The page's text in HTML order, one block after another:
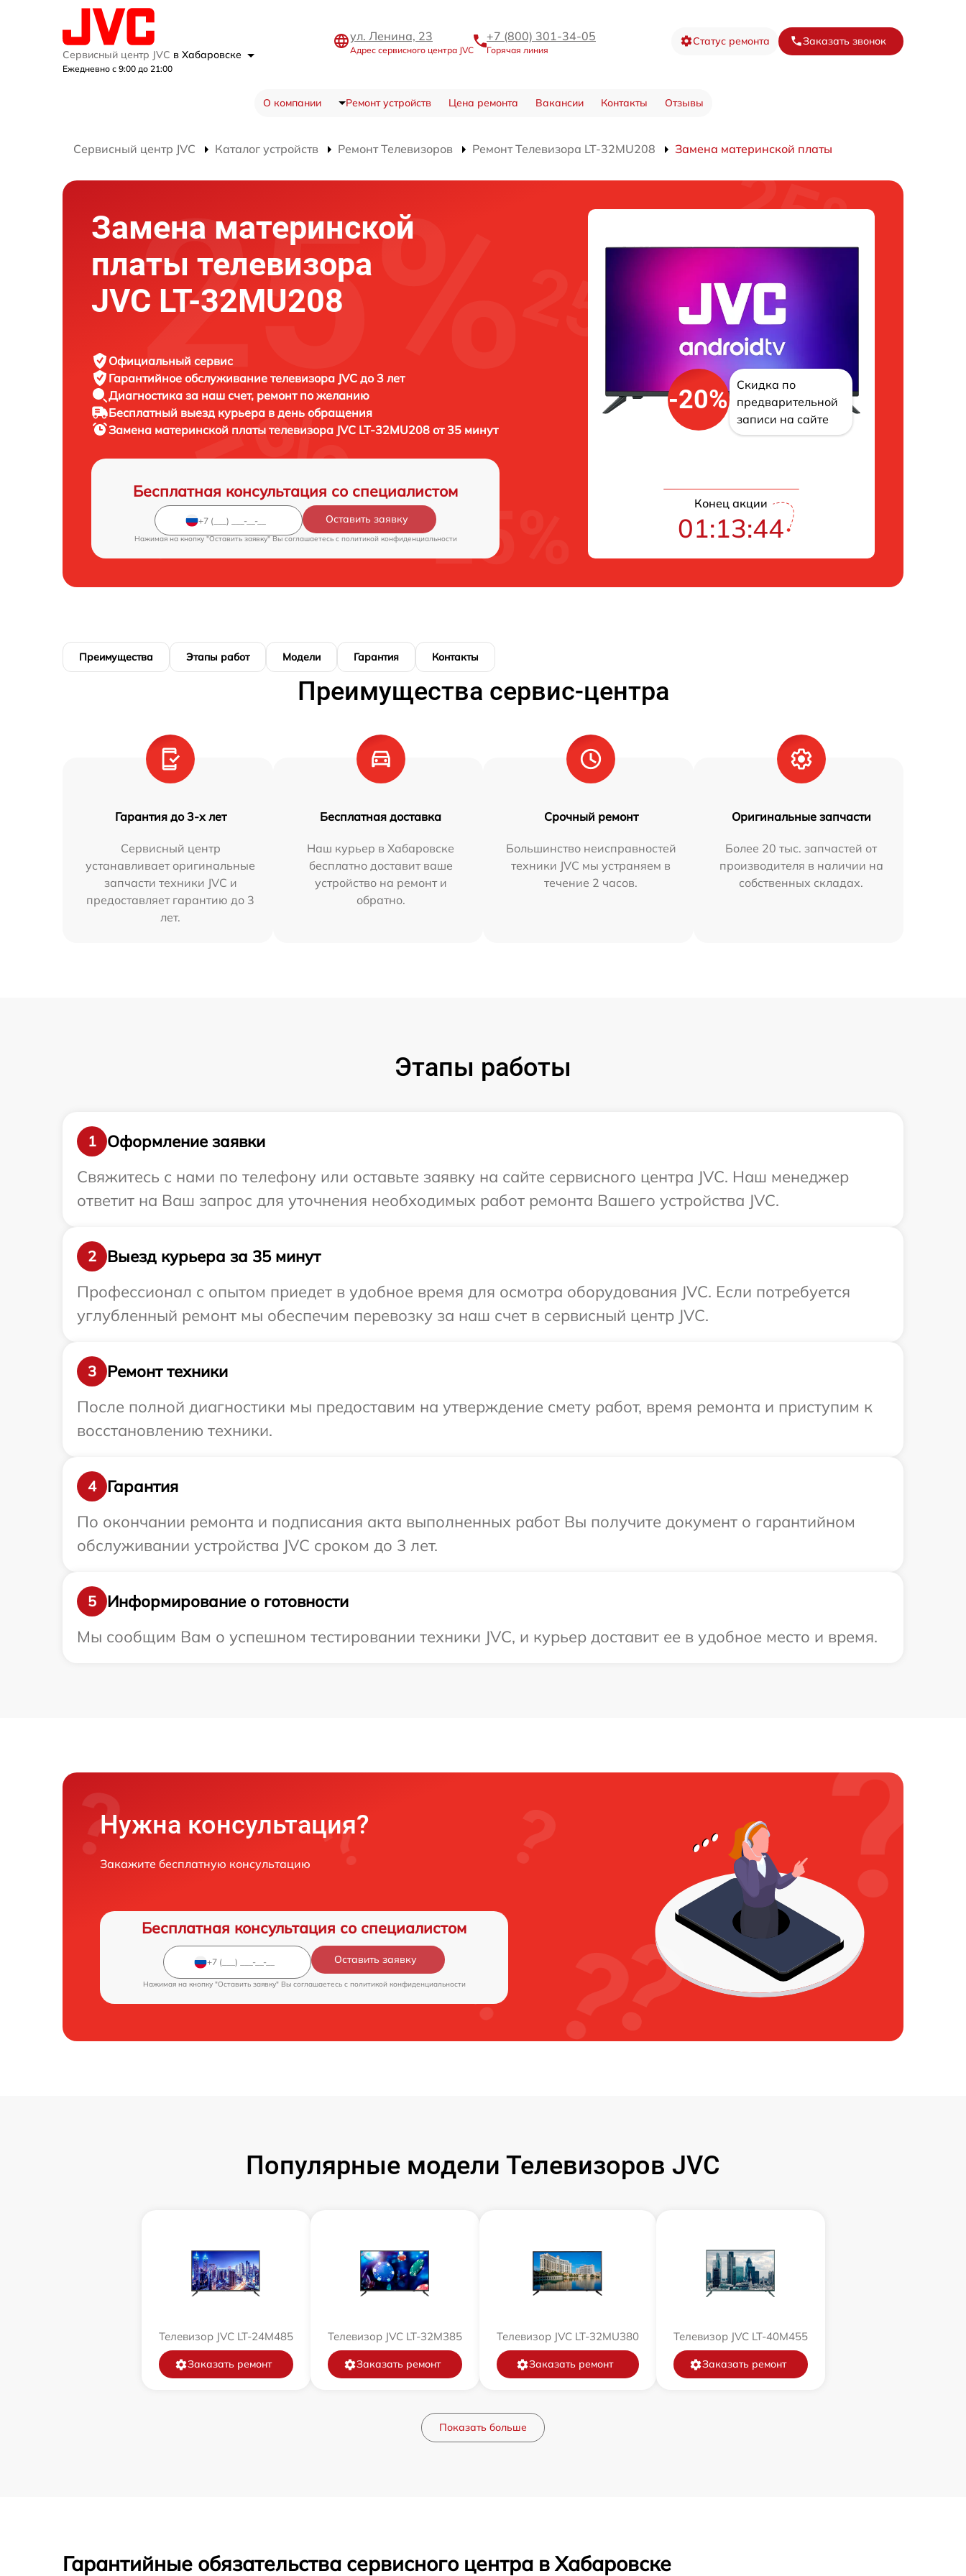
Сервисный центр JVC в Хабаровске
Ежедневно с 9:00 до 21:00
ул. Ленина, 23
Адрес сервисного центра JVC
+7 (800) 301-34-05
Горячая линия
Статус ремонта Заказать звонок
О компании Ремонт устройств Цена ремонта Вакансии Контакты Отзывы
Сервисный центр JVC Каталог устройств Ремонт Телевизоров Ремонт Телевизора LT-32MU208 Замена материнской платы
Замена материнской
платы телевизора
JVC LT-32MU208
Официальный сервис
Гарантийное обслуживание телевизора JVC до 3 лет
Диагностика за наш счет, ремонт по желанию
Бесплатный выезд курьера в день обращения
Замена материнской платы телевизора JVC LT-32MU208 от 35 минут
Бесплатная консультация со специалистом
Оставить заявку
Нажимая на кнопку "Оставить заявку" Вы соглашаетесь c политикой конфиденциальности
-20%
Скидка по
предварительной
записи на сайте
Конец акции
01:13:43
Преимущества Этапы работ Модели Гарантия Контакты
Преимущества сервис-центра
Гарантия до 3-х лет
Сервисный центр
устанавливает оригинальные
запчасти техники JVC и
предоставляет гарантию до 3
лет.
Бесплатная доставка
Наш курьер в Хабаровске
бесплатно доставит ваше
устройство на ремонт и
обратно.
Срочный ремонт
Большинство неисправностей
техники JVC мы устраняем в
течение 2 часов.
Оригинальные запчасти
Более 20 тыс. запчастей от
производителя в наличии на
собственных складах.
Этапы работы
1
Оформление заявки
Свяжитесь с нами по телефону или оставьте заявку на сайте сервисного центра JVC. Наш менеджер
ответит на Ваш запрос для уточнения необходимых работ ремонта Вашего устройства JVC.
2
Выезд курьера за 35 минут
Профессионал с опытом приедет в удобное время для осмотра оборудования JVC. Если потребуется
углубленный ремонт мы обеспечим перевозку за наш счет в сервисный центр JVC.
3
Ремонт техники
После полной диагностики мы предоставим на утверждение смету работ, время ремонта и приступим к
восстановлению техники.
4
Гарантия
По окончании ремонта и подписания акта выполненных работ Вы получите документ о гарантийном
обслуживании устройства JVC сроком до 3 лет.
5
Информирование о готовности
Мы сообщим Вам о успешном тестировании техники JVC, и курьер доставит ее в удобное место и время.
Нужна консультация?
Закажите бесплатную консультацию
Бесплатная консультация со специалистом
Оставить заявку
Нажимая на кнопку "Оставить заявку" Вы соглашаетесь c политикой конфиденциальности
Популярные модели Телевизоров JVC
Телевизор JVC LT-24M485
Заказать ремонт
Телевизор JVC LT-32M385
Заказать ремонт
Телевизор JVC LT-32MU380
Заказать ремонт
Телевизор JVC LT-40M455
Заказать ремонт
Показать больше
Гарантийные обязательства сервисного центра в Хабаровске